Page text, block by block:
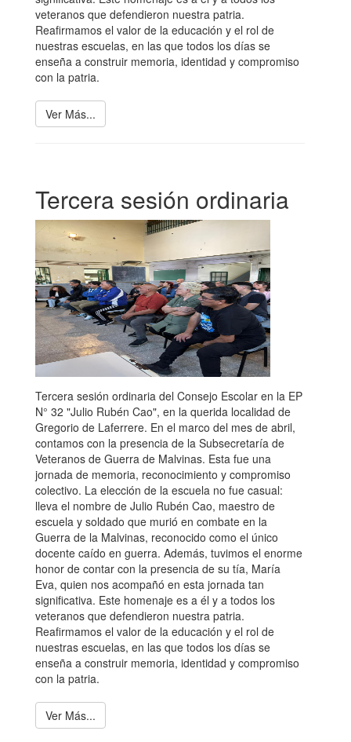
veteranos que defendieron nuestra patria.
Reafirmamos el valor de la educación y el rol de
nuestras escuelas, en las que todos los días se
enseña a construir memoria, identidad y compromiso
con la patria.
Ver Más...
Tercera sesión ordinaria
Tercera sesión ordinaria del Consejo Escolar en la EP
N° 32 "Julio Rubén Cao", en la querida localidad de
Gregorio de Laferrere. En el marco del mes de abril,
contamos con la presencia de la Subsecretaría de
Veteranos de Guerra de Malvinas. Esta fue una
jornada de memoria, reconocimiento y compromiso
colectivo. La elección de la escuela no fue casual:
lleva el nombre de Julio Rubén Cao, maestro de
escuela y soldado que murió en combate en la
Guerra de la Malvinas, reconocido como el único
docente caído en guerra. Además, tuvimos el enorme
honor de contar con la presencia de su tía, María
Eva, quien nos acompañó en esta jornada tan
significativa. Este homenaje es a él y a todos los
veteranos que defendieron nuestra patria.
Reafirmamos el valor de la educación y el rol de
nuestras escuelas, en las que todos los días se
enseña a construir memoria, identidad y compromiso
con la patria.
Ver Más...